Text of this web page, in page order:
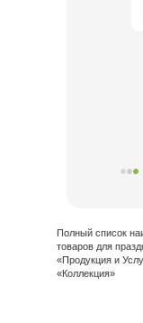
Полный список
товаров для
«Продукция и
«Коллекция»